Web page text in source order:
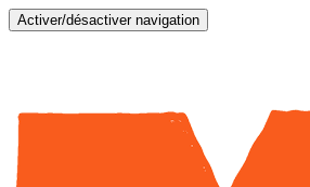
Activer/désactiver navigation